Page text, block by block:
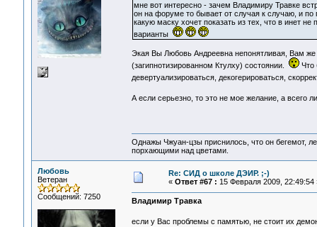
мне вот интересно - зачем Владимиру Травке
он на форуме то бывает от случая к случаю, и по
какую маску хочет показать из тех, что в инет
варианты
Экая Вы Любовь Андреевна непонятливая, Вам же
(загипнотизированном Ктулху) состоянии.
Что
девертуализироваться, декогерироваться,
А если серьезно, то это не мое желание, а всего
Однажы Чжуан-цзы приснилось, что он бегемот,
порхающими над цветами.
Любовь
Ветеран
Сообщений: 7250
Re: СИД о школе ДЭИР. ;-)
« Ответ #67 : 15 Февраля 2009, 22:49:54
Владимир Травка
если у Вас проблемы с памятью, не стоит их